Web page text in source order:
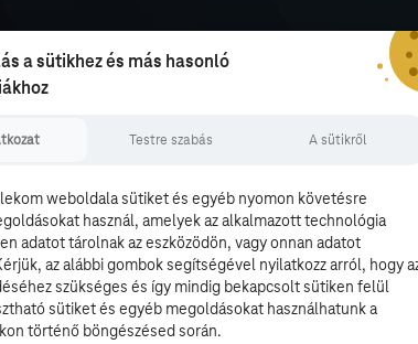
a sütikhez és más hasonló
Testre szabás A sütikről
weboldala sütiket és egyéb nyomon követésre
használ, amelyek az alkalmazott technológia
adatot tárolnak az eszközödön, vagy onnan adatot
az alábbi gombok segítségével nyilatkozz arról, hogy
szükséges és így mindig bekapcsolt sütiken felül
sütiket és egyéb megoldásokat használhatunk a
történő böngészésed során.